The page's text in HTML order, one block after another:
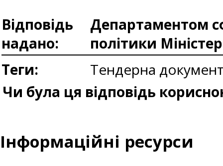
Відповідь
надано:
Департаментом
політики
Теги:
Тендерна
Чи була ця відповідь
Інформаційні ресурси